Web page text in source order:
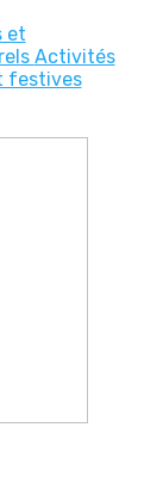
et
Activités
festives